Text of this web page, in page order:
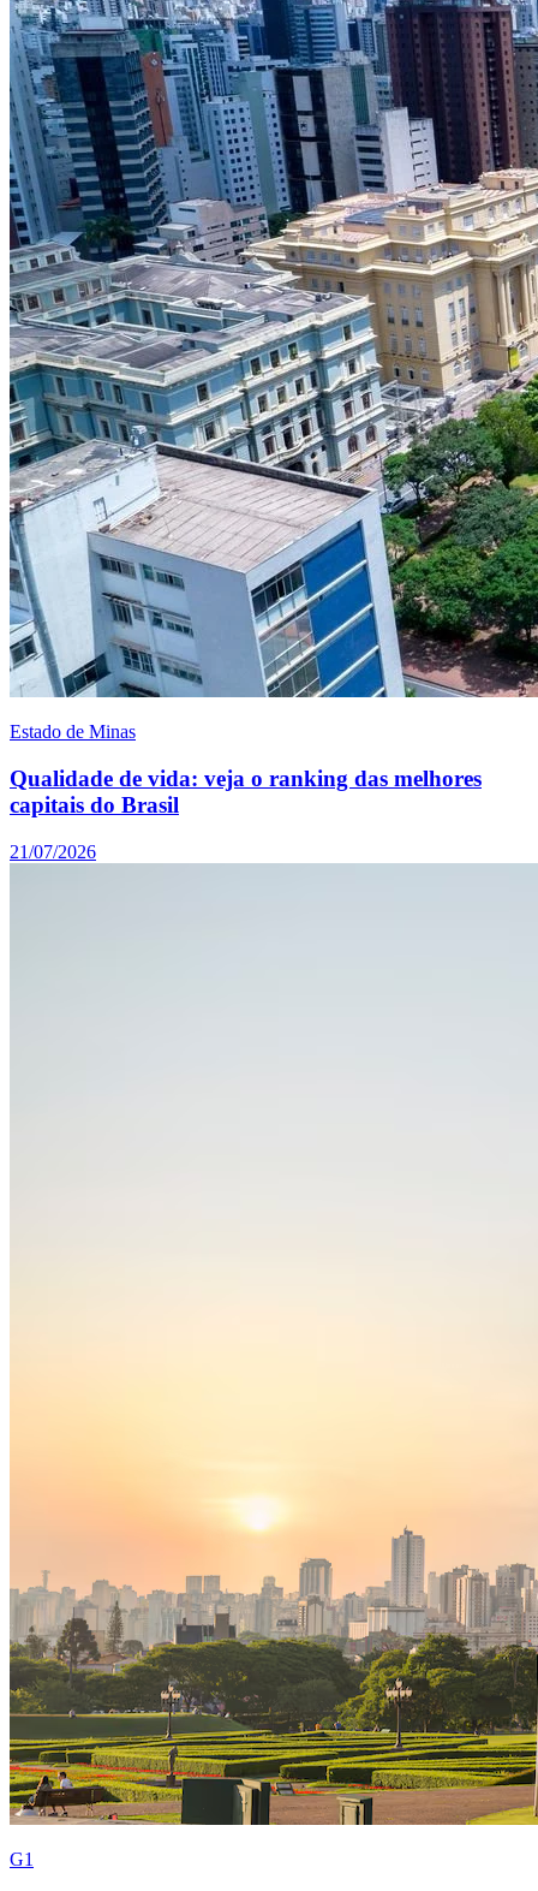
Estado de Minas
Qualidade de vida: veja o ranking das melhores
capitais do Brasil
21/07/2026
G1